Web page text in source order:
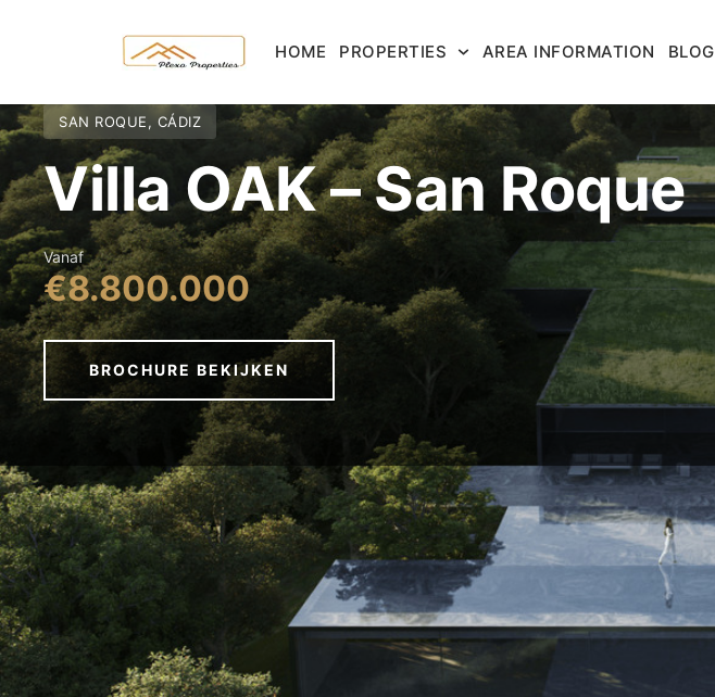
HOME PROPERTIES AREA INFORMATION BLOG
SAN ROQUE, CÁDIZ
Villa OAK – San Roque
Vanaf
€8.800.000
BROCHURE BEKIJKEN